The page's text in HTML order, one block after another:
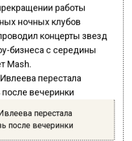
работы
ночных клубов
концерты звезд
бизнеса с середины
Mash.
перестала
после вечеринки